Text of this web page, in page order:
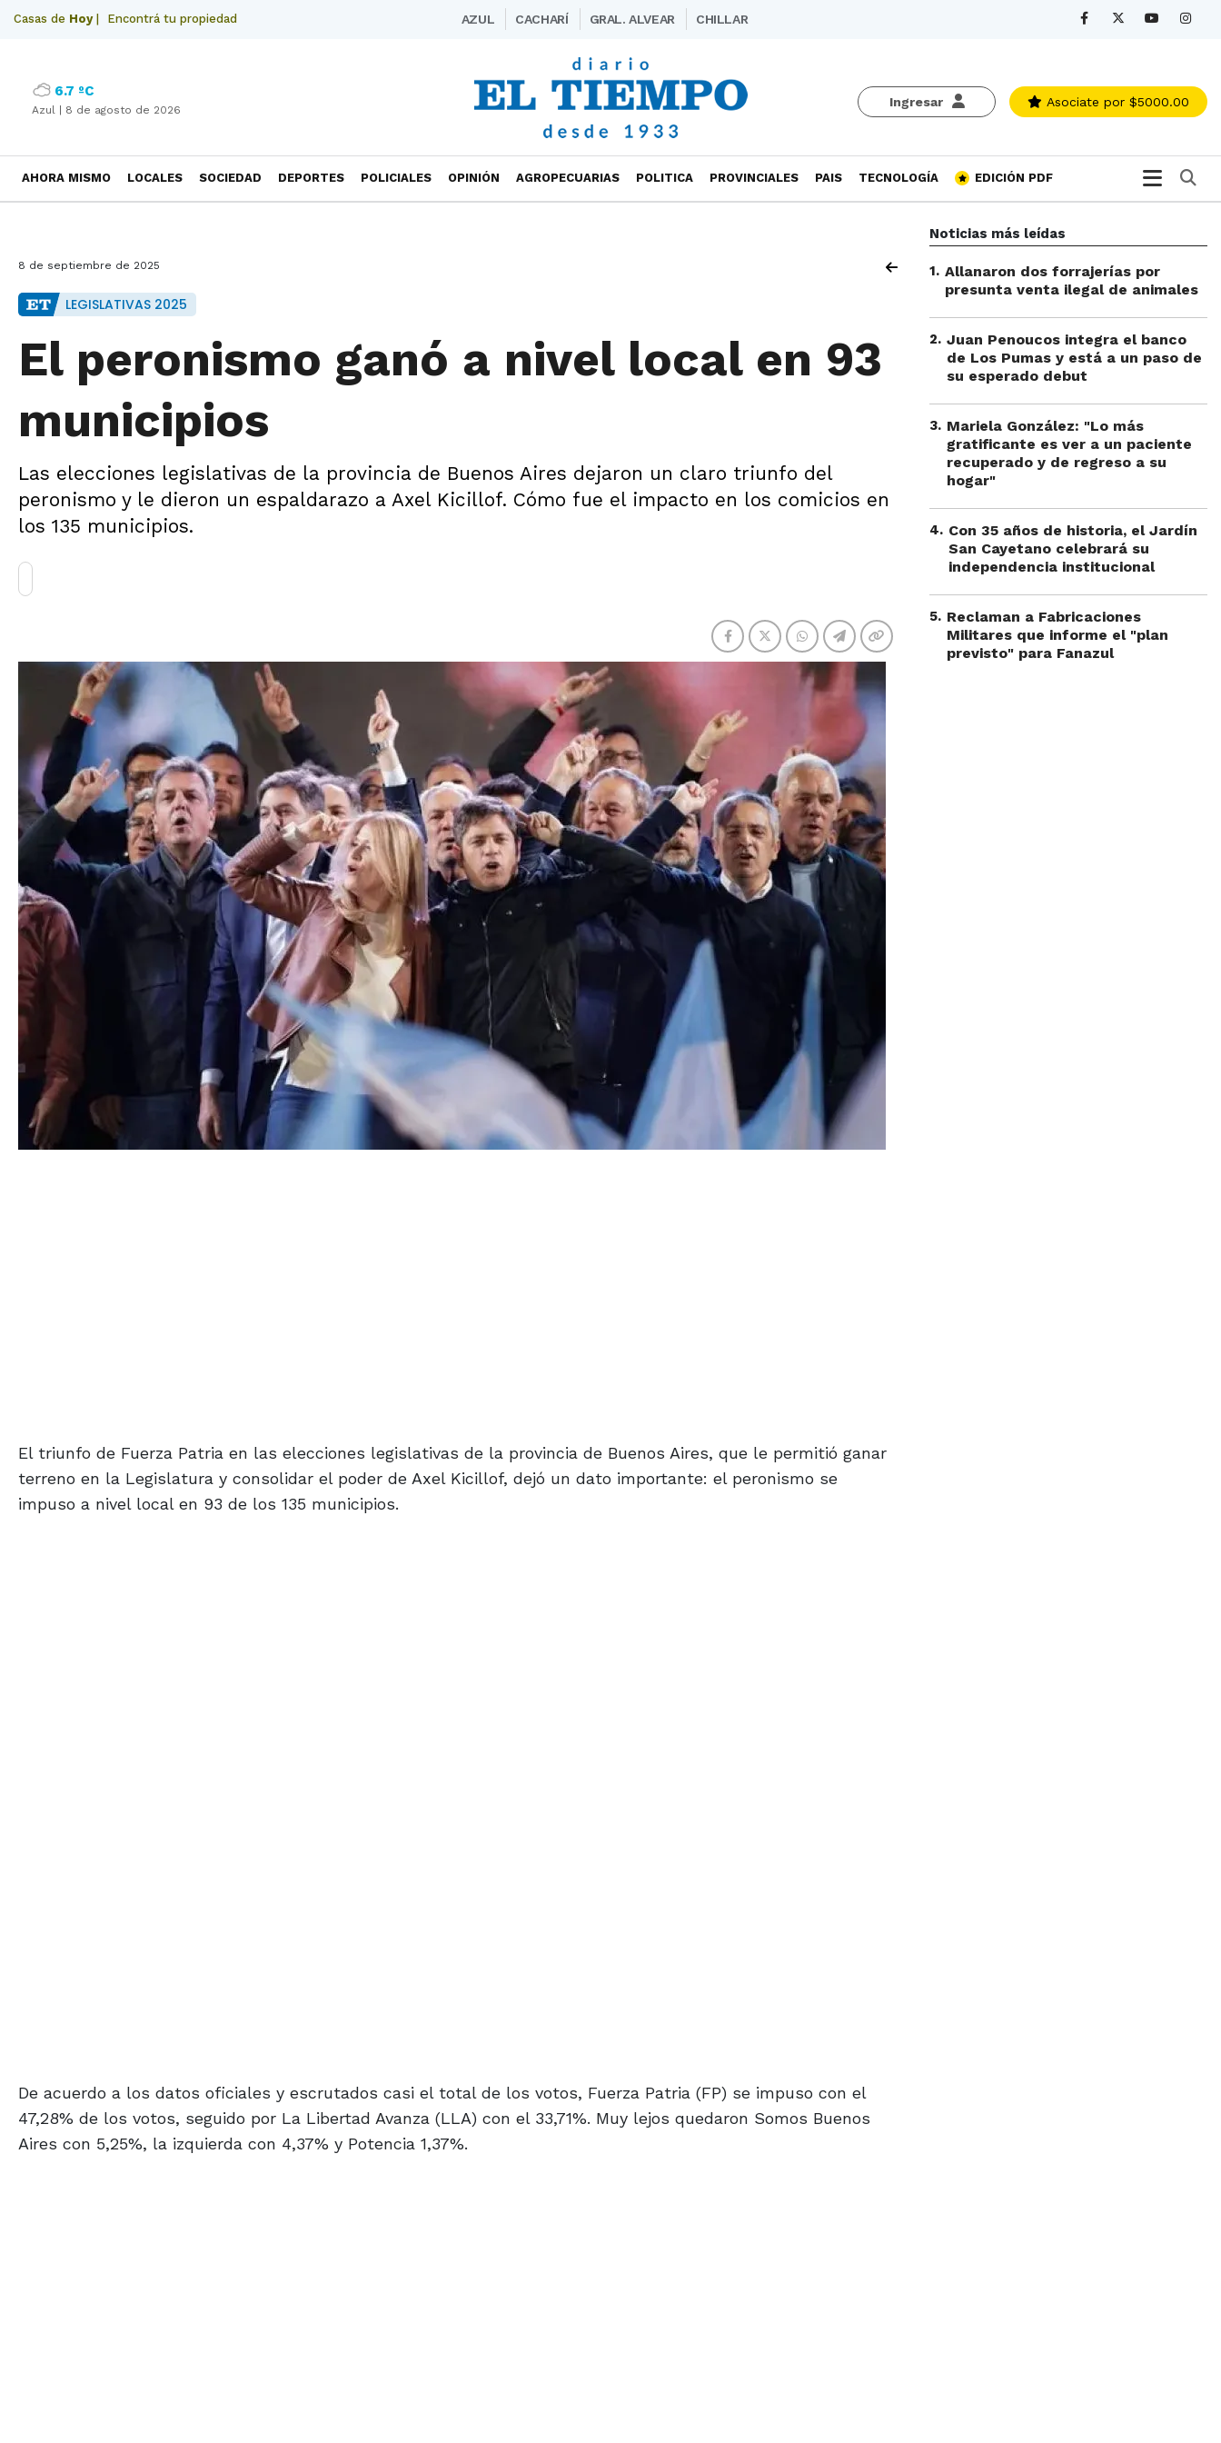
Casas de Hoy| Encontrá tu propiedad AZUL CACHARÍ GRAL. ALVEAR CHILLAR
Ingresar Asociate por $5000.00
6.7 ºC
Azul | 8 de agosto de 2026
AHORA MISMO LOCALES SOCIEDAD DEPORTES POLICIALES OPINIÓN AGROPECUARIAS POLITICA PROVINCIALES PAIS TECNOLOGÍA EDICIÓN PDF
8 de septiembre de 2025
LEGISLATIVAS 2025
El peronismo ganó a nivel local en 93
municipios
Las elecciones legislativas de la provincia de Buenos Aires dejaron un claro triunfo del
peronismo y le dieron un espaldarazo a Axel Kicillof. Cómo fue el impacto en los comicios en
los 135 municipios.
El triunfo de Fuerza Patria en las elecciones legislativas de la provincia de Buenos Aires, que le permitió ganar
terreno en la Legislatura y consolidar el poder de Axel Kicillof, dejó un dato importante: el peronismo se
impuso a nivel local en 93 de los 135 municipios.
De acuerdo a los datos oficiales y escrutados casi el total de los votos, Fuerza Patria (FP) se impuso con el
47,28% de los votos, seguido por La Libertad Avanza (LLA) con el 33,71%. Muy lejos quedaron Somos Buenos
Aires con 5,25%, la izquierda con 4,37% y Potencia 1,37%.
Noticias más leídas
1. Allanaron dos forrajerías por
presunta venta ilegal de animales
2. Juan Penoucos integra el banco
de Los Pumas y está a un paso de
su esperado debut
3. Mariela González: "Lo más
gratificante es ver a un paciente
recuperado y de regreso a su
hogar"
4. Con 35 años de historia, el Jardín
San Cayetano celebrará su
independencia institucional
5. Reclaman a Fabricaciones
Militares que informe el "plan
previsto" para Fanazul